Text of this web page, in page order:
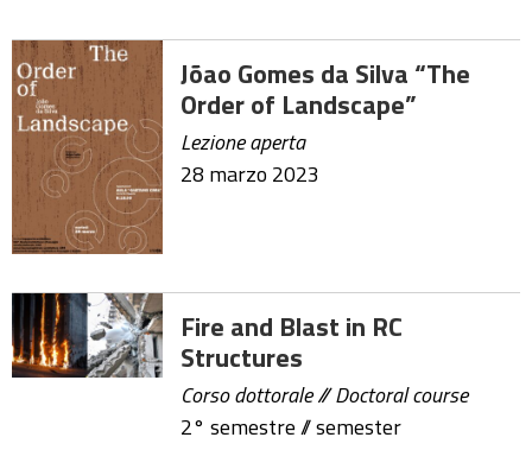
Jõao Gomes da Silva “The
Order of Landscape”
Lezione aperta
28 marzo 2023
Fire and Blast in RC
Structures
Corso dottorale // Doctoral course
2° semestre // semester